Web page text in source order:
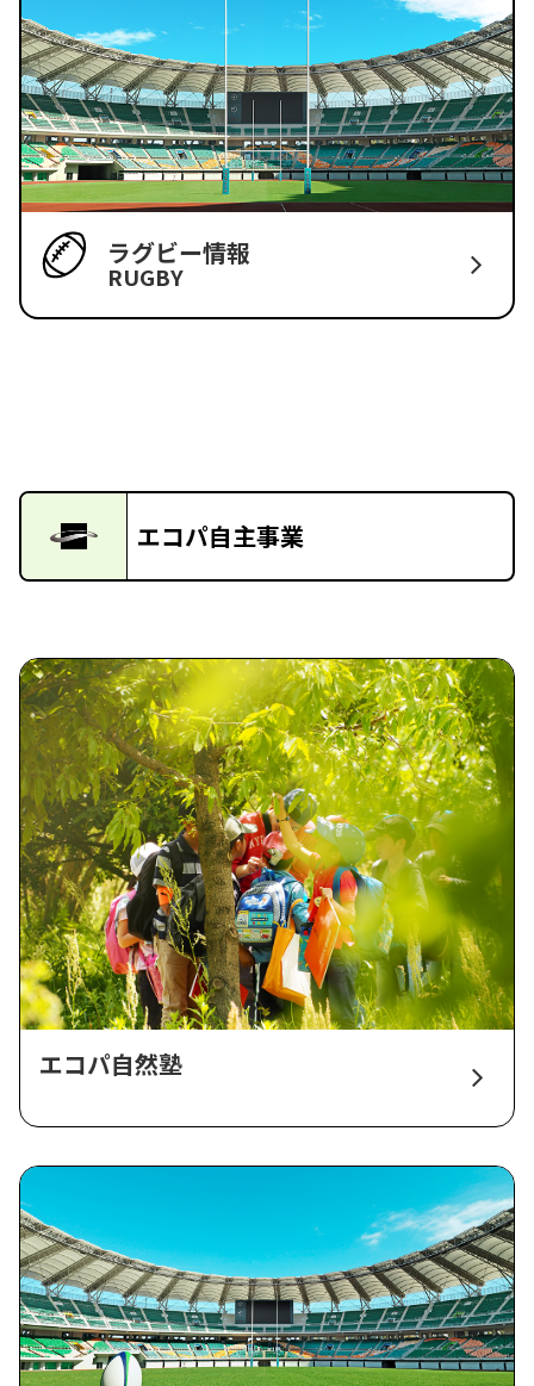
ラグビー情報
RUGBY
エコパ自主事業
エコパ自然塾